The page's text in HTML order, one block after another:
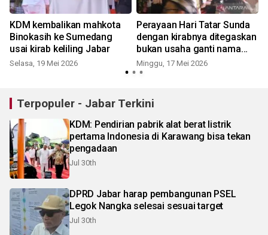
KDM kembalikan mahkota
Binokasih ke Sumedang
usai kirab keliling Jabar
Selasa, 19 Mei 2026
Perayaan Hari Tatar Sunda
dengan kirabnya ditegaskan
bukan usaha ganti nama
Jabar
Minggu, 17 Mei 2026
Terpopuler - Jabar Terkini
KDM: Pendirian pabrik alat berat listrik
pertama Indonesia di Karawang bisa tekan
pengadaan
Jul 30th
DPRD Jabar harap pembangunan PSEL
Legok Nangka selesai sesuai target
Jul 30th